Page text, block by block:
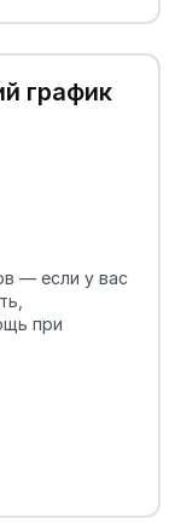
график
— если у вас
при